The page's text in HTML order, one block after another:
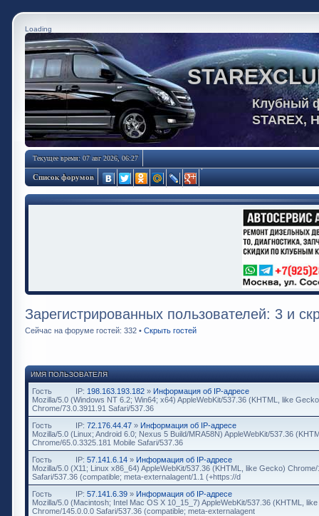
Loading
Клубный
STAREX,
Текущее время: 07 авг 2026, 06:27
Список форумов
Зарегистрированных пользователей: 3 и
Сейчас на форуме гостей: 332 • Скрыть гостей
ИМЯ ПОЛЬЗОВАТЕЛЯ
Гость IP: 198.163.193.182 » Информация об IP-адресе
Mozilla/5.0 (Windows NT 6.2; Win64; x64) AppleWebKit/537.36 (KHTML, like
Chrome/73.0.3911.91 Safari/537.36
Гость
IP: 72.176.44.47 » Информация об IP-адресе
Mozilla/5.0 (Linux; Android 6.0; Nexus 5 Build/MRA58N) AppleWebKit/537.36
Chrome/65.0.3325.181 Mobile Safari/537.36
Гость
IP: 57.141.6.14 » Информация об IP-адресе
Mozilla/5.0 (X11; Linux x86_64) AppleWebKit/537.36 (KHTML, like Gecko)
Safari/537.36 (compatible; meta-externalagent/1.1 (+https://d
Гость
IP: 57.141.6.39 » Информация об IP-адресе
Mozilla/5.0 (Macintosh; Intel Mac OS X 10_15_7) AppleWebKit/537.36 (KHTML,
Chrome/145.0.0.0 Safari/537.36 (compatible; meta-externalagent